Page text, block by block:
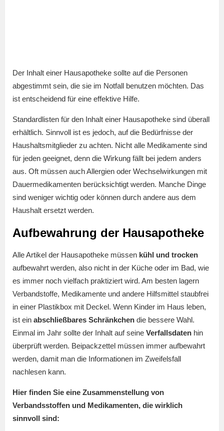
Der Inhalt einer Hausapotheke sollte auf die Personen
abgestimmt sein, die sie im Notfall benutzen möchten. Das
ist entscheidend für eine effektive Hilfe.
Standardlisten für den Inhalt einer Hausapotheke sind überall
erhältlich. Sinnvoll ist es jedoch, auf die Bedürfnisse der
Haushaltsmitglieder zu achten. Nicht alle Medikamente sind
für jeden geeignet, denn die Wirkung fällt bei jedem anders
aus. Oft müssen auch Allergien oder Wechselwirkungen mit
Dauermedikamenten berücksichtigt werden. Manche Dinge
sind weniger wichtig oder können durch andere aus dem
Haushalt ersetzt werden.
Aufbewahrung der Hausapotheke
Alle Artikel der Hausapotheke müssen kühl und trocken
aufbewahrt werden, also nicht in der Küche oder im Bad, wie
es immer noch vielfach praktiziert wird. Am besten lagern
Verbandstoffe, Medikamente und andere Hilfsmittel staubfrei
in einer Plastikbox mit Deckel. Wenn Kinder im Haus leben,
ist ein abschließbares Schränkchen die bessere Wahl.
Einmal im Jahr sollte der Inhalt auf seine Verfallsdaten hin
überprüft werden. Beipackzettel müssen immer aufbewahrt
werden, damit man die Informationen im Zweifelsfall
nachlesen kann.
Hier finden Sie eine Zusammenstellung von
Verbandsstoffen und Medikamenten, die wirklich
sinnvoll sind: